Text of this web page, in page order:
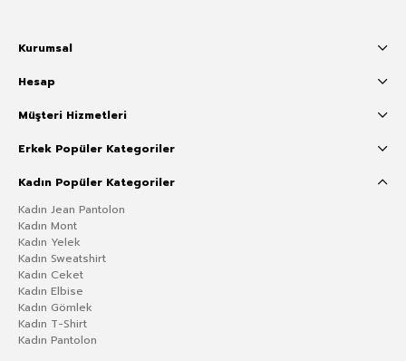
Kurumsal
Hesap
Müşteri Hizmetleri
Erkek Popüler Kategoriler
Kadın Popüler Kategoriler
Kadın Jean Pantolon
Kadın Mont
Kadın Yelek
Kadın Sweatshirt
Kadın Ceket
Kadın Elbise
Kadın Gömlek
Kadın T-Shirt
Kadın Pantolon